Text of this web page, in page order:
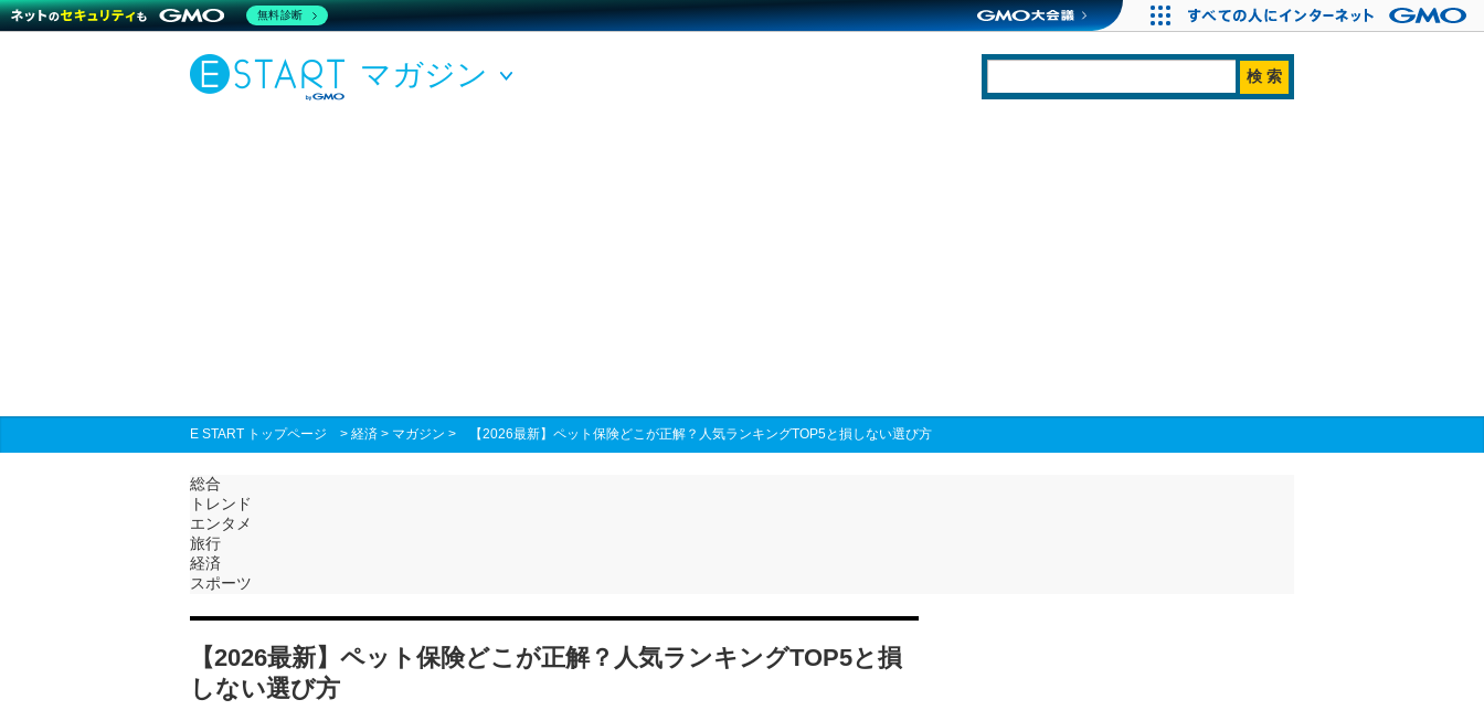
マガジン
E START トップページ > 経済 > マガジン > 【2026最新】ペット保険どこが正解？人気ランキングTOP5と損しない選び方
総合
トレンド
エンタメ
旅行
経済
スポーツ
【2026最新】ペット保険どこが正解？人気ランキングTOP5と損
しない選び方
無料診断